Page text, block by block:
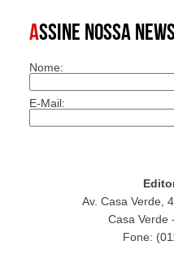
ASSINE NOSSA
Nome:
E-Mail:
Av. Casa Verde,
Casa Verde
Fone: